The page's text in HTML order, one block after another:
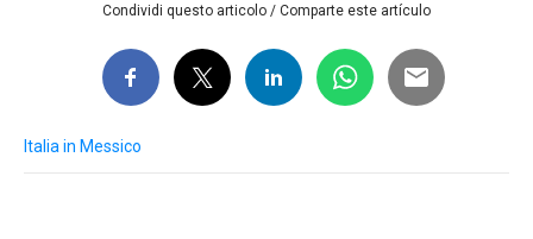
Condividi questo articolo / Comparte este artículo
Italia in Messico